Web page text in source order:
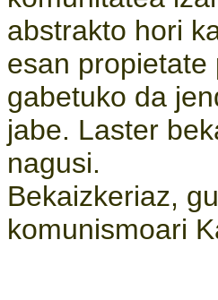
abstrakto hori
esan
gabetuko da
jabe. Laster
nagusi.
Bekaizkeriaz,
komunismoari